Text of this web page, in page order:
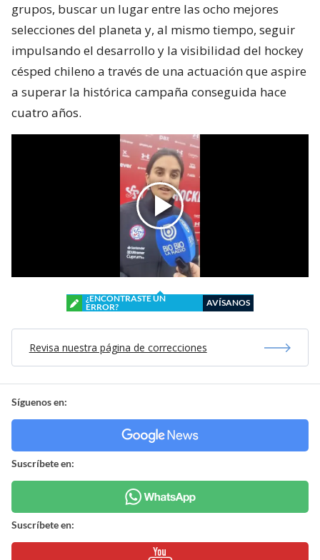
grupos, buscar un lugar entre las ocho mejores
selecciones del planeta y, al mismo tiempo, seguir
impulsando el desarrollo y la visibilidad del hockey
césped chileno a través de una actuación que aspire
a superar la histórica campaña conseguida hace
cuatro años.
¿ENCONTRASTE UN
ERROR?
AVÍSANOS
Revisa nuestra página de correcciones
Síguenos en:
Suscríbete en:
Suscríbete en: